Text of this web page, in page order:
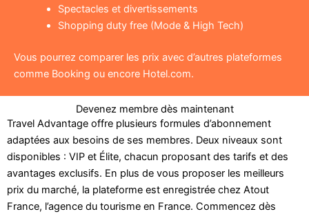
Spectacles et divertissements
Shopping duty free (Mode & High Tech)
Vous pourrez comparer les prix avec d’autres plateformes
comme Booking ou encore Hotel.com.
Devenez membre dès maintenant
Travel Advantage offre plusieurs formules d’abonnement
adaptées aux besoins de ses membres. Deux niveaux sont
disponibles : VIP et Élite, chacun proposant des tarifs et des
avantages exclusifs. En plus de vous proposer les meilleurs
prix du marché, la plateforme est enregistrée chez Atout
France, l’agence du tourisme en France. Commencez dès